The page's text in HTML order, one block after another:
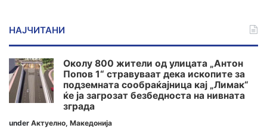
НАЈЧИТАНИ
Околу 800 жители од улицата „Антон
Попов 1“ стравуваат дека ископите за
подземната сообраќајница кај „Лимак“
ќе ја загрозат безбедноста на нивната
зграда
under Актуелно, Македонија